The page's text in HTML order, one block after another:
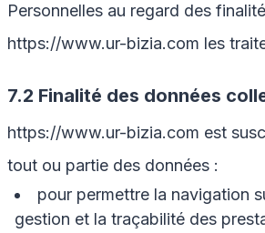
Personnelles au regard des
https://www.ur-bizia.com les
7.2 Finalité des données
https://www.ur-bizia.com est
tout ou partie des données :
pour permettre la navigation
gestion et la traçabilité des